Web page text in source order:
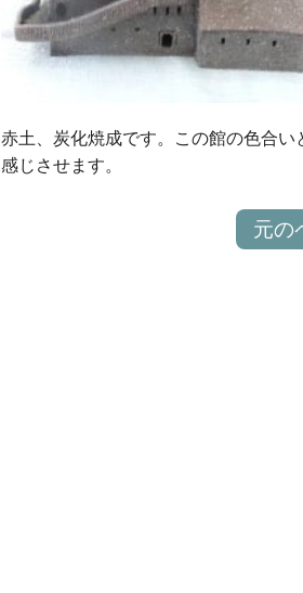
赤土、炭化焼成です。この館の色合
感じさせます。
元の